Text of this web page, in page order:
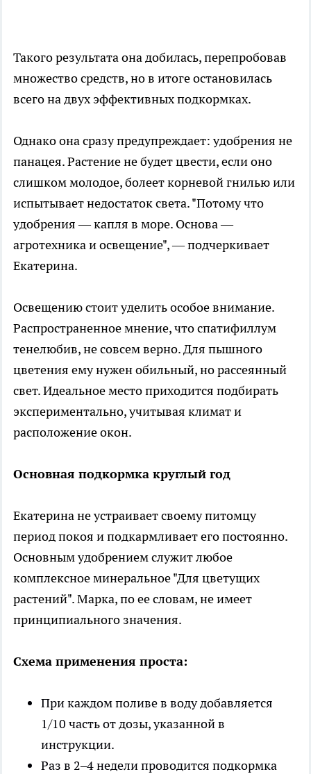
Такого результата она добилась, перепробовав
множество средств, но в итоге остановилась
всего на двух эффективных подкормках.
Однако она сразу предупреждает: удобрения не
панацея. Растение не будет цвести, если оно
слишком молодое, болеет корневой гнилью или
испытывает недостаток света. "Потому что
удобрения — капля в море. Основа —
агротехника и освещение", — подчеркивает
Екатерина.
Освещению стоит уделить особое внимание.
Распространенное мнение, что спатифиллум
тенелюбив, не совсем верно. Для пышного
цветения ему нужен обильный, но рассеянный
свет. Идеальное место приходится подбирать
экспериментально, учитывая климат и
расположение окон.
Основная подкормка круглый год
Екатерина не устраивает своему питомцу
период покоя и подкармливает его постоянно.
Основным удобрением служит любое
комплексное минеральное "Для цветущих
растений". Марка, по ее словам, не имеет
принципиального значения.
Схема применения проста:
При каждом поливе в воду добавляется
1/10 часть от дозы, указанной в
инструкции.
Раз в 2–4 недели проводится подкормка